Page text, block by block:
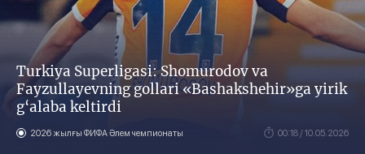
Тurkiya Superligasi: Shomurodov va
Fayzullayevning gollari «Bashakshehir»ga yirik
g‘alaba keltirdi
2026 жылғы ФИФА Әлем чемпионаты 00:18 / 10.05.2026